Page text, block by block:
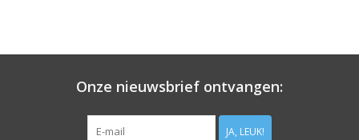
Onze nieuwsbrief ontvangen:
JA, LEUK!